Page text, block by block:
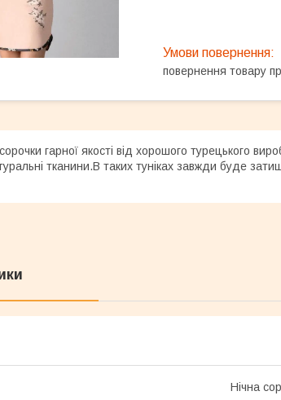
повернення товару
гарної якості від хорошого турецького
тканини.В таких туніках завжди буде
Нічна